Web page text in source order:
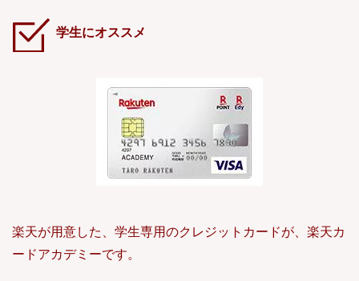
学生にオススメ
楽天が用意した、学生専用のクレジットカードが、楽天カ
ードアカデミーです。